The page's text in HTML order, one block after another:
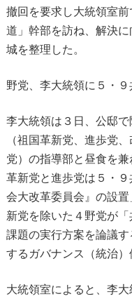
撤回を要求し大統領室
道」幹部を訪ね、解決
城を整理した。
野党、李大統領に５・
李大統領は３日、公邸
（祖国革新党、進歩党
党）の指導部と昼食を
革新党と進歩党は５・
会大改革委員会』の設
新党を除いた４野党が
課題の実行方案を論議
するガバナンス（統治）
大統領室によると、李大